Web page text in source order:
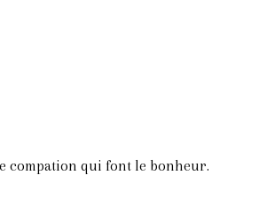
compation qui font le bonheur.